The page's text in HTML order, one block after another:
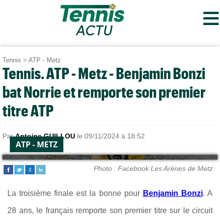
≡
Tennis > ATP - Metz
Tennis. ATP - Metz - Benjamin Bonzi
bat Norrie et remporte son premier
titre ATP
ParAntoine GUILLOU le 09/11/2024 à 18:52
ATP - METZ
Photo : Facebook Les Arènes de Metz
La troisième finale est la bonne pour Benjamin Bonzi. A
28 ans, le français remporte son premier titre sur le circuit